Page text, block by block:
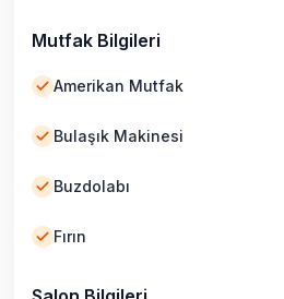
Mutfak Bilgileri
Amerikan Mutfak
Bulaşık Makinesi
Buzdolabı
Fırın